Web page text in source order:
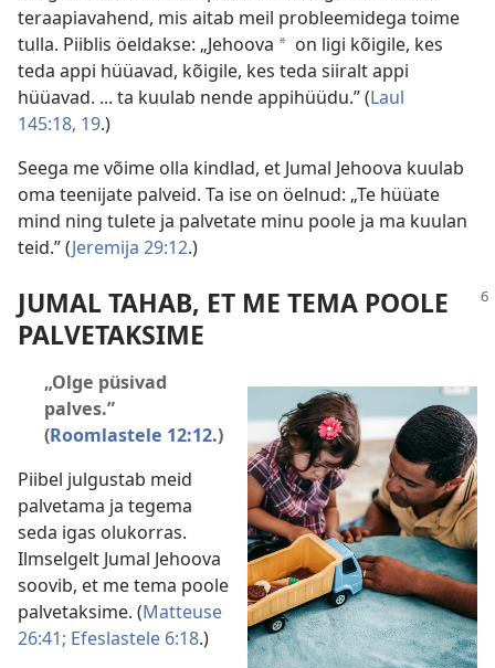
teraapiavahend, mis aitab meil probleemidega toime
tulla. Piiblis öeldakse: „Jehoova a on ligi kõigile, kes
teda appi hüüavad, kõigile, kes teda siiralt appi
hüüavad. ... ta kuulab nende appihüüdu.” (Laul
145:18, 19.)
Seega me võime olla kindlad, et Jumal Jehoova kuulab
oma teenijate palveid. Ta ise on öelnud: „Te hüüate
mind ning tulete ja palvetate minu poole ja ma kuulan
teid.” (Jeremija 29:12.)
JUMAL TAHAB, ET ME TEMA POOLE
PALVETAKSIME
„Olge püsivad
palves.”
(Roomlastele 12:12.)
Piibel julgustab meid
palvetama ja tegema
seda igas olukorras.
Ilmselgelt Jumal Jehoova
soovib, et me tema poole
palvetaksime. (Matteuse
26:41; Efeslastele 6:18.)